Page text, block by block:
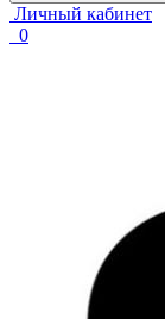
Личный кабинет
0